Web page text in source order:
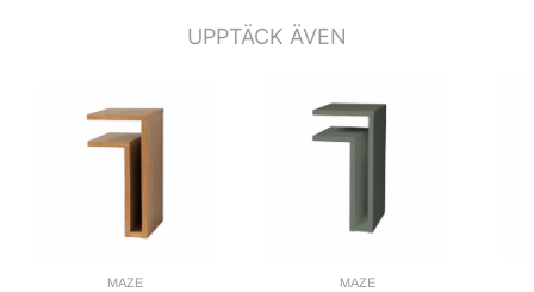
UPPTÄCK ÄVEN
MAZE MAZE